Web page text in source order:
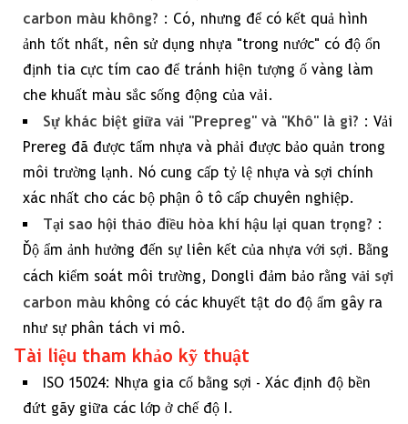
carbon màu không? : Có, nhưng để có kết quả hình
ảnh tốt nhất, nên sử dụng nhựa "trong nước" có độ ổn
định tia cực tím cao để tránh hiện tượng ố vàng làm
che khuất màu sắc sống động của vải.
Sự khác biệt giữa vải "Prepreg" và "Khô" là gì? : Vải
Prereg đã được tẩm nhựa và phải được bảo quản trong
môi trường lạnh. Nó cung cấp tỷ lệ nhựa và sợi chính
xác nhất cho các bộ phận ô tô cấp chuyên nghiệp.
Tại sao hội thảo điều hòa khí hậu lại quan trọng? :
Độ ẩm ảnh hưởng đến sự liên kết của nhựa với sợi. Bằng
cách kiểm soát môi trường, Dongli đảm bảo rằng vải sợi
carbon màu không có các khuyết tật do độ ẩm gây ra
như sự phân tách vi mô.
Tài liệu tham khảo kỹ thuật
ISO 15024: Nhựa gia cố bằng sợi - Xác định độ bền
đứt gãy giữa các lớp ở chế độ I.